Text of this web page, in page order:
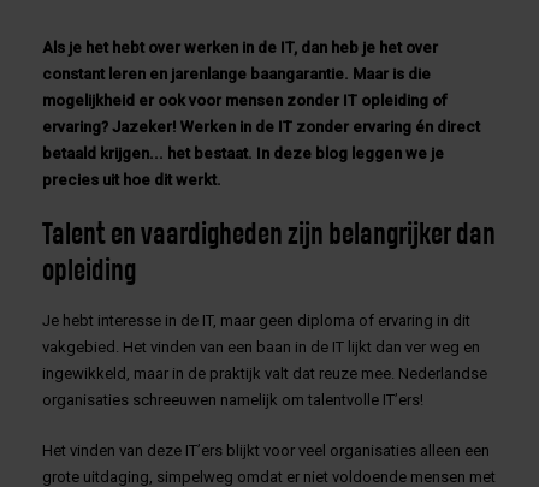
Als je het hebt over werken in de IT, dan heb je het over
constant leren en jarenlange baangarantie. Maar is die
mogelijkheid er ook voor mensen zonder IT opleiding of
ervaring? Jazeker! Werken in de IT zonder ervaring én direct
betaald krijgen... het bestaat. In deze blog leggen we je
precies uit hoe dit werkt.
Talent en vaardigheden zijn belangrijker dan
opleiding
Je hebt interesse in de IT, maar geen diploma of ervaring in dit
vakgebied. Het vinden van een baan in de IT lijkt dan ver weg en
ingewikkeld, maar in de praktijk valt dat reuze mee. Nederlandse
organisaties schreeuwen namelijk om talentvolle IT’ers!
Het vinden van deze IT’ers blijkt voor veel organisaties alleen een
grote uitdaging, simpelweg omdat er niet voldoende mensen met